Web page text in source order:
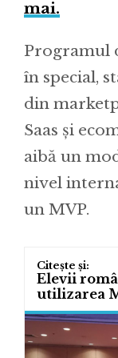
mai.
Programul
în special,
din
Saas și
aibă un
nivel
un MVP.
Elevii
utilizarea